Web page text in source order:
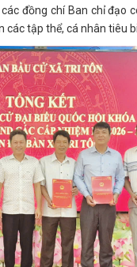
đồng chí Ban chỉ đạo
tập thể, cá nhân tiêu